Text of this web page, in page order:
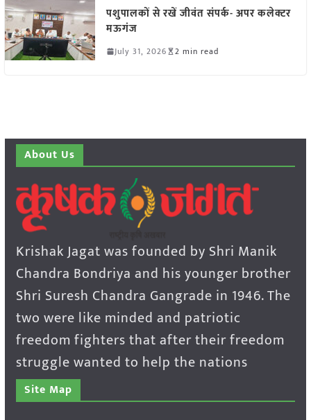
पशुपालकों से रखें जीवंत संपर्क- अपर कलेक्टर
मऊगंज
July 31, 2026 2 min read
About Us
Krishak Jagat was founded by Shri Manik
Chandra Bondriya and his younger brother
Shri Suresh Chandra Gangrade in 1946. The
two were like minded and patriotic
freedom fighters that after their freedom
struggle wanted to help the nations
Site Map